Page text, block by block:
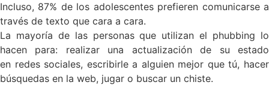
Incluso, 87% de los adolescentes prefieren comunicarse a
través de texto que cara a cara.
La mayoría de las personas que utilizan el phubbing lo
hacen para: realizar una actualización de su estado
en redes sociales, escribirle a alguien mejor que tú, hacer
búsquedas en la web, jugar o buscar un chiste.